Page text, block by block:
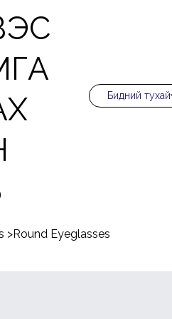
Бидний тухай
>Round Eyeglasses